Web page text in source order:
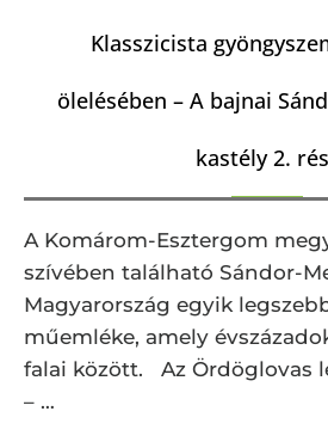
Klasszicista
ölelésében – A bajnai
kastély 2.
A Komárom-Esztergom
szívében található Sándor-
Magyarország egyik
műemléke, amely
falai között. Az Ördöglovas
– …